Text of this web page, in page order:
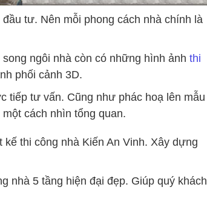
tư. Nên mỗi phong cách nhà chính là
ngôi nhà còn có những hình ảnh thi
phối cảnh 3D.
tiếp tư vấn. Cũng như phác hoạ lên mẫu
cách nhìn tổng quan.
thi công nhà Kiến An Vinh. Xây dựng
nhà 5 tầng hiện đại đẹp. Giúp quý khách